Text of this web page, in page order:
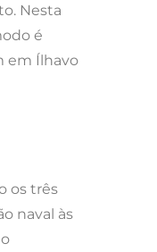
Nesta
é
em Ílhavo
os três
naval às